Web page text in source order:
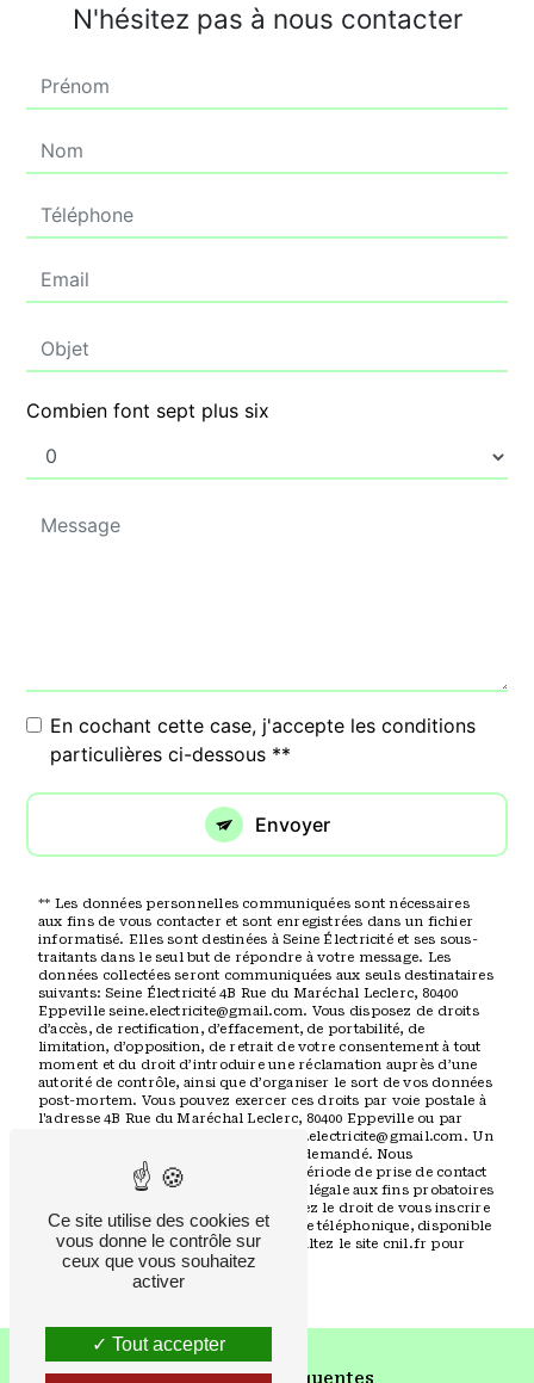
N'hésitez pas à nous contacter
Combien font sept plus six
En cochant cette case, j'accepte les conditions
particulières ci-dessous **
Envoyer
** Les données personnelles communiquées sont nécessaires
aux fins de vous contacter et sont enregistrées dans un fichier
informatisé. Elles sont destinées à Seine Électricité et ses sous-
traitants dans le seul but de répondre à votre message. Les
données collectées seront communiquées aux seuls destinataires
suivants: Seine Électricité 4B Rue du Maréchal Leclerc, 80400
Eppeville seine.electricite@gmail.com. Vous disposez de droits
d’accès, de rectification, d’effacement, de portabilité, de
limitation, d’opposition, de retrait de votre consentement à tout
moment et du droit d’introduire une réclamation auprès d’une
autorité de contrôle, ainsi que d’organiser le sort de vos données
post-mortem. Vous pouvez exercer ces droits par voie postale à
l'adresse 4B Rue du Maréchal Leclerc, 80400 Eppeville ou par
courrier électronique à l'adresse seine.electricite@gmail.com. Un
justificatif d'identité pourra vous être demandé. Nous
conservons vos données pendant la période de prise de contact
puis pendant la durée de prescription légale aux fins probatoires
et de gestion des contentieux. Vous avez le droit de vous inscrire
sur la liste d'opposition au démarchage téléphonique, disponible
à cette adresse:
Bloctel.gouv.fr. Consultez le site cnil.fr pour
plus d’informations sur vos droits.
Ce site utilise des cookies et
vous donne le contrôle sur
ceux que vous souhaitez
activer
Tout accepter